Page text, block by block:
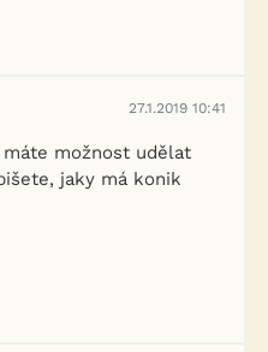
27.1.2019 10:41
máte možnost udělat
jaky má konik